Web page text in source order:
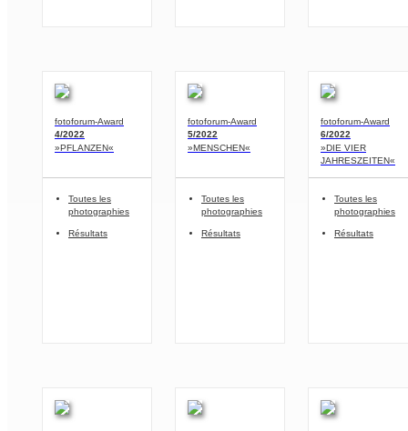
fotoforum-Award
4/2022
»PFLANZEN«
Toutes les
photographies
Résultats
fotoforum-Award
5/2022
»MENSCHEN«
Toutes les
photographies
Résultats
fotoforum-Award
6/2022
»DIE VIER
JAHRESZEITEN«
Toutes les
photographies
Résultats